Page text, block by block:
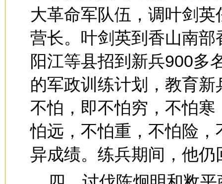
大革命军队伍，调叶剑
营长。叶剑英到香山南
阳江等县招到新兵900多
的军政训练计划，教育
不怕，即不怕穷，不怕
怕远，不怕重，不怕险
异成绩。练兵期间，他仍